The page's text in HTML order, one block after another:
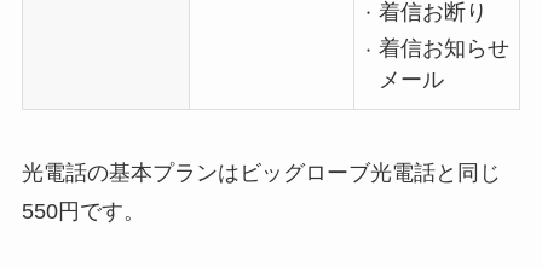
着信お断り
着信お知らせ
メール
光電話の基本プランはビッグローブ光電話と同じ
550円です。